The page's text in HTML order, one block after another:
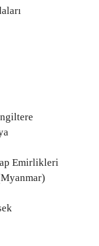
Emirlikleri